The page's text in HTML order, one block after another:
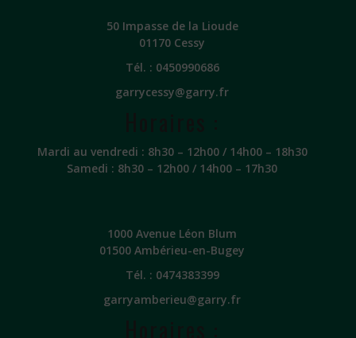
50 Impasse de la Lioude
01170 Cessy
Tél. : 0450990686
garrycessy@garry.fr
Mardi au vendredi : 8h30 – 12h00 / 14h00 – 18h30
Samedi : 8h30 – 12h00 / 14h00 – 17h30
1000 Avenue Léon Blum
01500 Ambérieu-en-Bugey
Tél. : 0474383399
garryamberieu@garry.fr